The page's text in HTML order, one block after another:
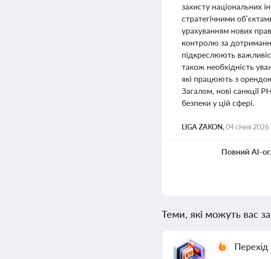
захисту національних
стратегічними
урахуванням нових
контролю за
підкреслюють
також необхідність
які працюють з
Загалом, нові санкції
безпеки у цій сфері.
LIGA ZAKON,04 січня 2026
Повний AI-
Теми, які можуть вас
Перехід